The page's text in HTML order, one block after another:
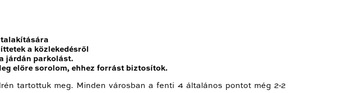
a közlekedésről
járdán parkolást.
előre sorolom, ehhez forrást biztosítok.
tartottuk meg. Minden városban a fenti 4 általános pontot még 2-2